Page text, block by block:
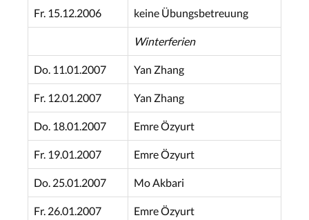
Fr. 15.12.2006 keine Übungsbetreuung
Winterferien
Do. 11.01.2007 Yan Zhang
Fr. 12.01.2007 Yan Zhang
Do. 18.01.2007 Emre Özyurt
Fr. 19.01.2007 Emre Özyurt
Do. 25.01.2007 Mo Akbari
Fr. 26.01.2007 Emre Özyurt